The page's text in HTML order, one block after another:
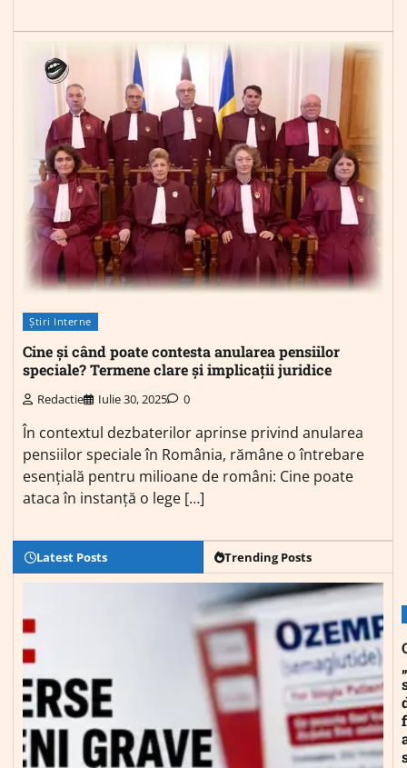
Știri Interne
Cine și când poate contesta anularea pensiilor
speciale? Termene clare și implicații juridice
Redactie Iulie 30, 2025 0
În contextul dezbaterilor aprinse privind anularea
pensiilor speciale în România, rămâne o întrebare
esențială pentru milioane de români: Cine poate
ataca în instanță o lege […]
Latest Posts Trending Posts